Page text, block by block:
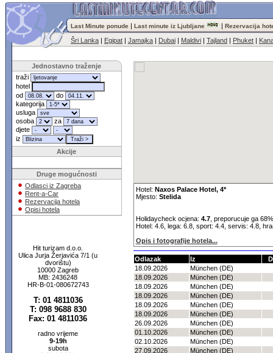
Last Minute ponude | Last minute iz Ljubljane | Rezervacija
Šri Lanka | Egipat | Jamajka | Dubai | Maldivi | Tajland | Phuket |
Jednostavno traženje
traži
hotel
od
do
kategorija
usluga
osoba
za
djete
iz
Akcije
Druge mogućnosti
Odlasci iz Zagreba
Rent-a-Car
Rezervacija hotela
Opisi hotela
Hit turizam d.o.o.
Ulica Jurja Žerjavića 7/1 (u
dvorištu)
10000 Zagreb
MB: 2436248
HR-B-01-080672743
T: 01 4811036
T: 098 9688 830
Fax: 01 4811036
radno vrijeme
9-19h
subota
Hotel: Naxos Palace Hotel, 4*
Mjesto: Stelida
Holidaycheck ocjena: 4.7, preporucuje ga
Hotel: 4.6, lega: 6.8, sport: 4.4, servis: 4.8,
Opis i fotografije hotela...
Odlazak Iz
18.09.2026
München (DE)
18.09.2026
München (DE)
18.09.2026
München (DE)
18.09.2026
München (DE)
18.09.2026
München (DE)
18.09.2026
München (DE)
26.09.2026
München (DE)
01.10.2026
München (DE)
02.10.2026
München (DE)
27.09.2026
München (DE)